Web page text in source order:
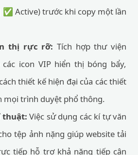
Active) trước khi copy một lần
thị rực rỡ: Tích hợp thư viện
icon VIP hiển thị bóng bẩy,
thiết kế hiện đại của các thiết
mọi trình duyệt phổ thông.
thuật: Việc sử dụng các kí tự văn
tệp ảnh nặng giúp website tải
tiếp hỗ trợ khả năng tiếp cận